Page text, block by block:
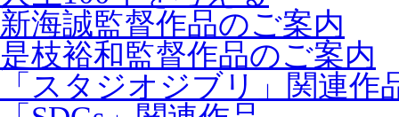
新海誠監督作品のご案内
是枝裕和監督作品のご案内
「スタジオジブリ」関連作